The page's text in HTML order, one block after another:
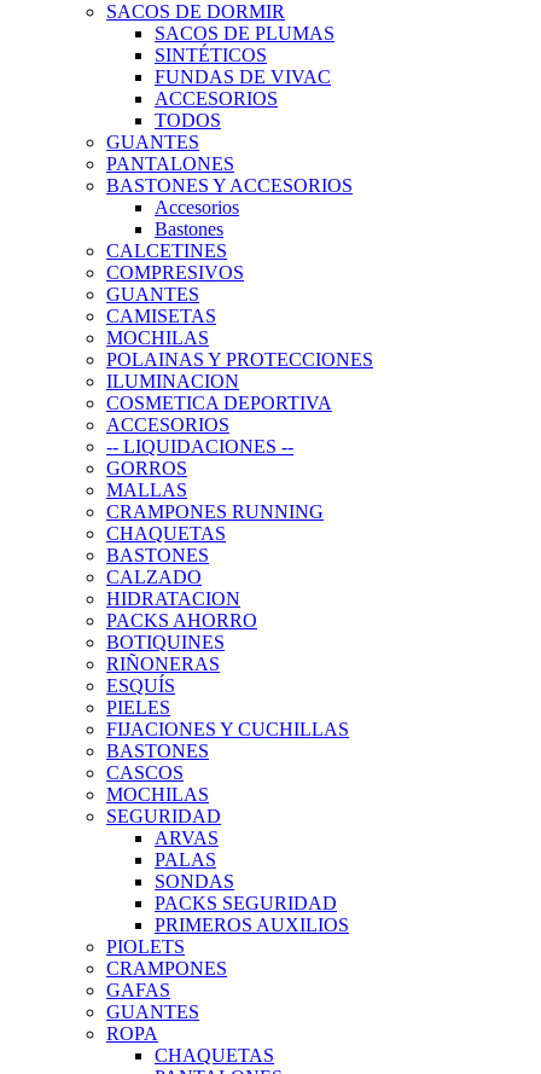
SACOS DE DORMIR
SACOS DE PLUMAS
SINTÉTICOS
FUNDAS DE VIVAC
ACCESORIOS
TODOS
GUANTES
PANTALONES
BASTONES Y ACCESORIOS
Accesorios
Bastones
CALCETINES
COMPRESIVOS
GUANTES
CAMISETAS
MOCHILAS
POLAINAS Y PROTECCIONES
ILUMINACION
COSMETICA DEPORTIVA
ACCESORIOS
-- LIQUIDACIONES --
GORROS
MALLAS
CRAMPONES RUNNING
CHAQUETAS
BASTONES
CALZADO
HIDRATACION
PACKS AHORRO
BOTIQUINES
RIÑONERAS
ESQUÍS
PIELES
FIJACIONES Y CUCHILLAS
BASTONES
CASCOS
MOCHILAS
SEGURIDAD
ARVAS
PALAS
SONDAS
PACKS SEGURIDAD
PRIMEROS AUXILIOS
PIOLETS
CRAMPONES
GAFAS
GUANTES
ROPA
CHAQUETAS